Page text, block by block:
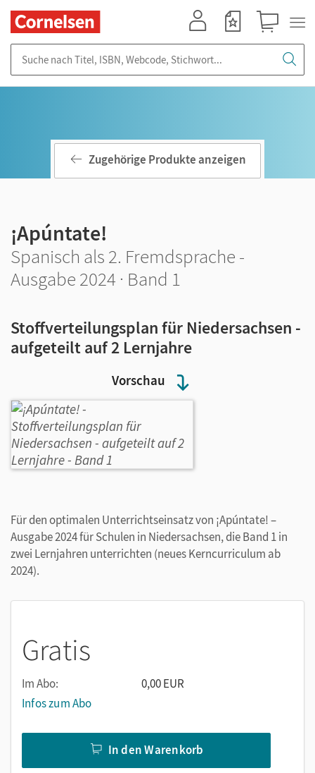
Vorschau
Zugehörige Produkte anzeigen
¡Apúntate!
Spanisch als 2. Fremdsprache -
Ausgabe 2024 · Band 1
Stoffverteilungsplan für Niedersachsen -
aufgeteilt auf 2 Lernjahre
Für den optimalen Unterrichtseinsatz von ¡Apúntate! –
Ausgabe 2024 für Schulen in Niedersachsen, die Band 1 in
zwei Lernjahren unterrichten (neues Kerncurriculum ab
2024).
Gratis
Im Abo:
0,00 EUR
Infos zum Abo
In den Warenkorb